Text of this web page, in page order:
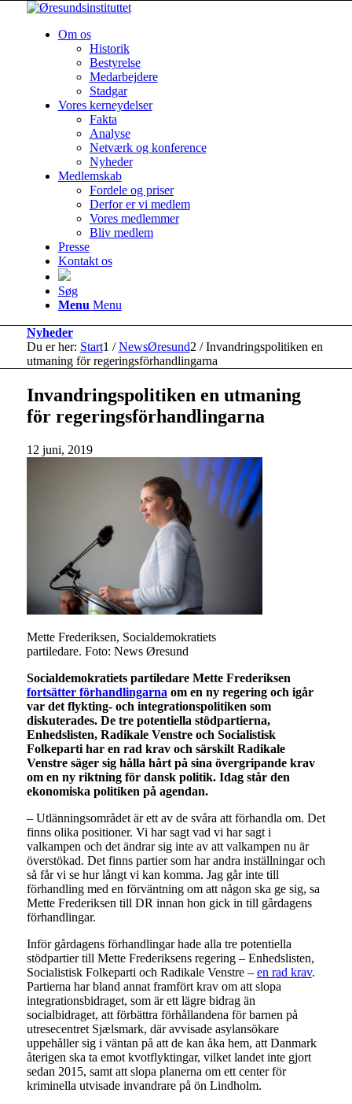
Om os
Historik
Bestyrelse
Medarbejdere
Stadgar
Vores kerneydelser
Fakta
Analyse
Netværk og konference
Nyheder
Medlemskab
Fordele og priser
Derfor er vi medlem
Vores medlemmer
Bliv medlem
Presse
Kontakt os
Søg
Menu Menu
Nyheder
Du er her: Start1 / NewsØresund2 / Invandringspolitiken en
utmaning för regeringsförhandlingarna
Invandringspolitiken en utmaning
för regeringsförhandlingarna
12 juni, 2019
Mette Frederiksen, Socialdemokratiets
partiledare. Foto: News Øresund
Socialdemokratiets partiledare Mette Frederiksen
fortsätter förhandlingarna om en ny regering och igår
var det flykting- och integrationspolitiken som
diskuterades. De tre potentiella stödpartierna,
Enhedslisten, Radikale Venstre och Socialistisk
Folkeparti har en rad krav och särskilt Radikale
Venstre säger sig hålla hårt på sina övergripande krav
om en ny riktning för dansk politik. Idag står den
ekonomiska politiken på agendan.
– Utlänningsområdet är ett av de svåra att förhandla om. Det
finns olika positioner. Vi har sagt vad vi har sagt i
valkampen och det ändrar sig inte av att valkampen nu är
överstökad. Det finns partier som har andra inställningar och
så får vi se hur långt vi kan komma. Jag går inte till
förhandling med en förväntning om att någon ska ge sig, sa
Mette Frederiksen till DR innan hon gick in till gårdagens
förhandlingar.
Inför gårdagens förhandlingar hade alla tre potentiella
stödpartier till Mette Frederiksens regering – Enhedslisten,
Socialistisk Folkeparti och Radikale Venstre – en rad krav.
Partierna har bland annat framfört krav om att slopa
integrationsbidraget, som är ett lägre bidrag än
socialbidraget, att förbättra förhållandena för barnen på
utresecentret Sjælsmark, där avvisade asylansökare
uppehåller sig i väntan på att de kan åka hem, att Danmark
återigen ska ta emot kvotflyktingar, vilket landet inte gjort
sedan 2015, samt att slopa planerna om ett center för
kriminella utvisade invandrare på ön Lindholm.